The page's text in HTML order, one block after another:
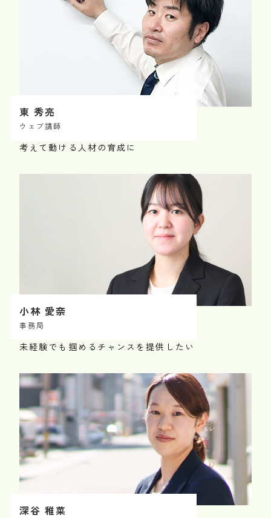
東 秀亮
ウェブ講師
考えて動ける人材の育成に
小林 愛奈
事務局
未経験でも掴めるチャンスを提供したい
深谷 稚菜